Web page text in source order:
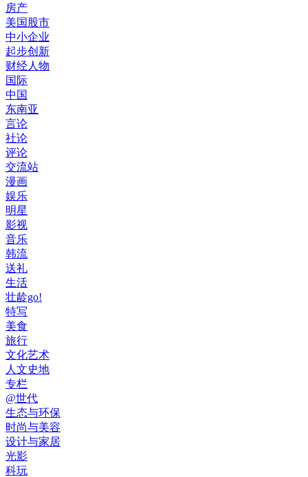
房产
美国股市
中小企业
起步创新
财经人物
国际
中国
东南亚
言论
社论
评论
交流站
漫画
娱乐
明星
影视
音乐
韩流
送礼
生活
壮龄go!
特写
美食
旅行
文化艺术
人文史地
专栏
@世代
生态与环保
时尚与美容
设计与家居
光影
科玩